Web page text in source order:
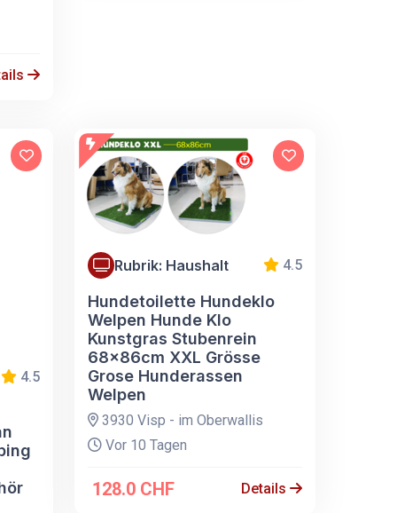
4.5
Rubrik: Haushalt 4.5
Hundetoilette Hundeklo
Welpen Hunde Klo
Kunstgras Stubenrein
68x86cm XXL Grösse
Grose Hunderassen
Welpen
3930 Visp - im Oberwallis
Vor 10 Tagen
128.0 CHF Details